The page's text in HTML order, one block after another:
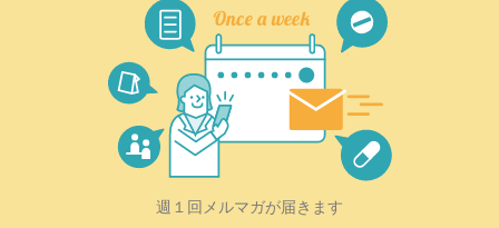
週１回メルマガが届きます